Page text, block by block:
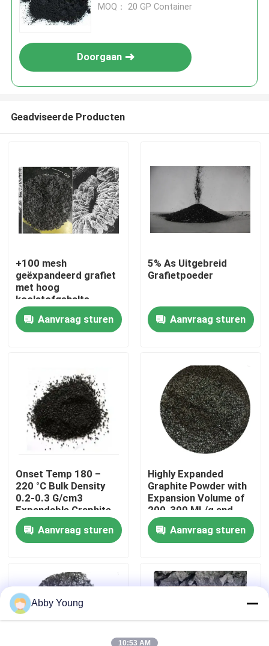
Huis
Producten
Ongeveer ons
Fabrieksreis
Kwaliteitscontrole
Contacteer ons
Nieuws
Grafiet Grondstof
Natuurlijk Vlokgrafiet
alle industrieën
MOQ： 20 GP Container
Doorgaan
Geadviseerde Producten
+100 mesh
geëxpandeerd grafiet
met hoog
koolstofgehalte
Aanvraag sturen
5% As Uitgebreid
Grafietpoeder
Aanvraag sturen
Onset Temp 180 –
220 °C Bulk Density
0.2-0.3 G/cm3
Expandable Graphite
Powder for
Performance
Aanvraag sturen
Highly Expanded
Graphite Powder with
Expansion Volume of
200-300 ML/g and
Volatile Content ≤4%
Aanvraag sturen
Abby Young
10:53 AM